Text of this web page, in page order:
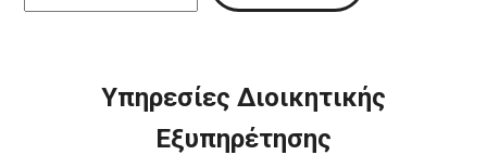
Υπηρεσίες Διοικητικής
Εξυπηρέτησης